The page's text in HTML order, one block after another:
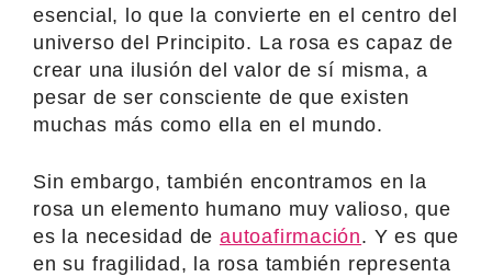
esencial, lo que la convierte en el centro del
universo del Principito. La rosa es capaz de
crear una ilusión del valor de sí misma, a
pesar de ser consciente de que existen
muchas más como ella en el mundo.
Sin embargo, también encontramos en la
rosa un elemento humano muy valioso, que
es la necesidad deautoafirmación. Y es que
en su fragilidad, la rosa también representa